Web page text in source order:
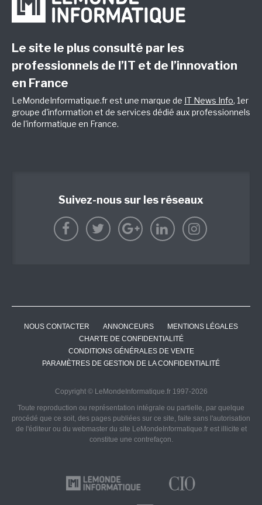
Le site le plus consulté par les
professionnels de l’IT et de l’innovation
en France
LeMondeInformatique.fr est une marque de IT News Info, 1er
groupe d'information et de services dédié aux professionnels
de l'informatique en France.
Suivez-nous sur les réseaux
NOUS CONTACTER ANNONCEURS
MENTIONS LÉGALES
CHARTE DE CONFIDENTIALITÉ
CONDITIONS GÉNÉRALES DE VENTE
PARAMÈTRES DE GESTION DE LA CONFIDENTIALITÉ
Copyright © LeMondeInformatique.fr 1997-2026
Toute reproduction ou représentation intégrale ou partielle, par quelque
procédé que ce soit, des pages publiées sur ce site, faite sans l'autorisation
de l'éditeur ou du webmaster du site LeMondeInformatique.fr est illicite et
constitue une contrefaçon.